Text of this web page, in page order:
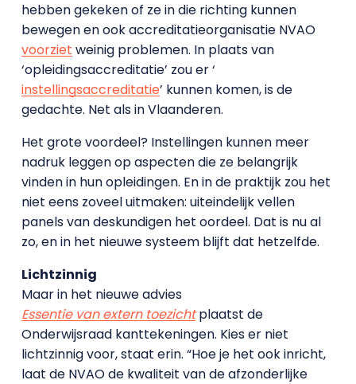
hebben gekeken of ze in die richting kunnen
bewegen en ook accreditatieorganisatie NVAO
voorziet weinig problemen. In plaats van
‘opleidingsaccreditatie’ zou er ‘
instellingsaccreditatie’ kunnen komen, is de
gedachte. Net als in Vlaanderen.
Het grote voordeel? Instellingen kunnen meer
nadruk leggen op aspecten die ze belangrijk
vinden in hun opleidingen. En in de praktijk zou het
niet eens zoveel uitmaken: uiteindelijk vellen
panels van deskundigen het oordeel. Dat is nu al
zo, en in het nieuwe systeem blijft dat hetzelfde.
Lichtzinnig
Maar in het nieuwe advies
Essentie van extern toezichtplaatst de
Onderwijsraad kanttekeningen. Kies er niet
lichtzinnig voor, staat erin. “Hoe je het ook inricht,
laat de NVAO de kwaliteit van de afzonderlijke